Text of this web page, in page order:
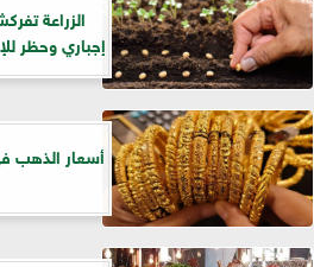
الزراعة
إجباري وحظر
أسعار الذهب